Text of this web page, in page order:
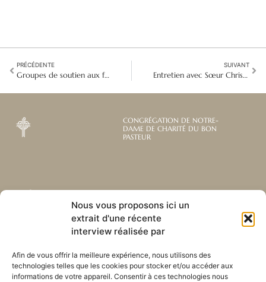
Nous vous proposons ici un
extrait d'une récente
interview réalisée par
Afin de vous offrir la meilleure expérience, nous utilisons des
technologies telles que les cookies pour stocker et/ou accéder aux
informations de votre appareil. Consentir à ces technologies nous
PRÉCÉDENTE
Groupes de soutien aux femmes : Développer les compétences en soutien aux femmes - Fondation du Bon Pasteur
SUIVANT
Entretien avec Sœur Christine Truong, fondatrice de Good Shepherd Services Atlanta
CONGRÉGATION DE NOTRE-
DAME DE CHARITÉ DU BON
PASTEUR
Abonnez-vous à notre
newsletter mensuelle
Recevez les dernières nouvelles
nos ministères à travers le monde.
Liens utiles
Envoyez-nous votre
Plan du site